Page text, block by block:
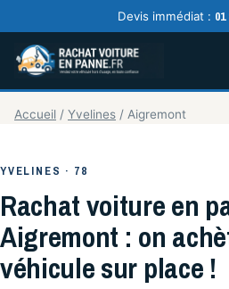
Devis immédiat :
Accueil / Yvelines / Aigremont
YVELINES · 78
Rachat voiture en
Aigremont : on
véhicule sur place !